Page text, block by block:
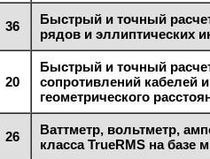
36
Быстрый и точный
рядов и эллиптических
20
Быстрый и точный
сопротивлений кабелей
геометрического
26
Ваттметр, вольтметр,
класса TrueRMS на базе